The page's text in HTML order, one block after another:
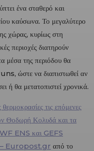
ένα σταθερό και
καύσωνα. Το μεγαλύτερο
χώρας, κυρίως στη
περιοχές διατηρούν
μέσα της περιόδου θα
ώστε να διαπιστωθεί αν
ή θα μετατοπιστεί χρονικά.
τις επόμενες
Θοδωρή Κολυδά και τα
ENS και GEFS
– Europost.gr από το